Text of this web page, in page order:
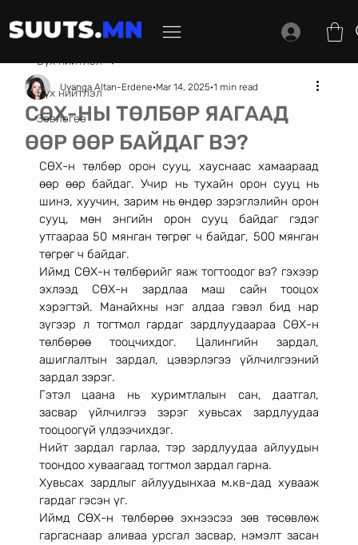
Бүх нийтлэл
Зөвлөгөө
Бүх нийтлэл
СӨХ-НЫ ТӨЛБӨР ЯАГААД
ӨӨР ӨӨР БАЙДАГ ВЭ?
Uyanga Altan-Erdene Mar 14, 2025 1 min read
СӨХ-н төлбөр орон сууц, хауснаас хамаараад
өөр өөр байдаг. Учир нь тухайн орон сууц нь
шинэ, хуучин, зарим нь өндөр зэрэглэлийн орон
сууц, мөн энгийн орон сууц байдаг гэдэг
утгаараа 50 мянган төгрөг ч байдаг, 500 мянган
төгрөг ч байдаг.
Иймд СӨХ-н төлбөрийг яаж тогтоодог вэ? гэхээр
эхлээд СӨХ-н зардлаа маш сайн тооцох
хэрэгтэй. Манайхны нэг алдаа гэвэл бид нар
зүгээр л тогтмол гардаг зардлуудаараа СӨХ-н
төлбөрөө тооцчихдог. Цалингийн зардал,
ашиглалтын зардал, цэвэрлэгээ үйлчилгээний
зардал зэрэг.
Гэтэл цаана нь хуримтлалын сан, даатгал,
засвар үйлчилгээ зэрэг хувьсах зардлуудаа
тооцоогүй үлдээчихдэг.
Нийт зардал гарлаа, тэр зардлуудаа айлуудын
тоондоо хуваагаад тогтмол зардал гарна.
Хувьсах зардлыг айлуудынхаа м.кв-дад хувааж
гардаг гэсэн үг.
Иймд СӨХ-н төлбөрөө эхнээсээ зөв төсөвлөж
гаргаснаар аливаа урсгал засвар, нэмэлт засан